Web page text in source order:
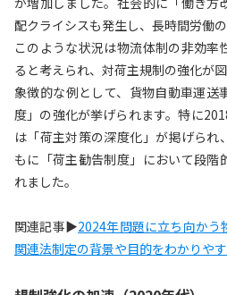
配クライシスも発生し、長時間労働
このような状況は物流体制の非効率
ると考えられ、対荷主規制の強化が図
象徴的な例として、貨物自動車運送
度」の強化が挙げられます。特に
は「荷主対策の深度化」が掲げられ
もに「荷主勧告制度」において段階
れました。
関連記事▶2024年問題に立ち向かう
関連法制定の背景や目的をわかりや